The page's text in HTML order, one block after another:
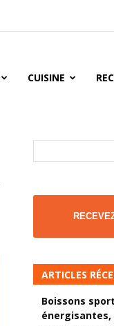
CUISINE
ARTICLES
Boissons